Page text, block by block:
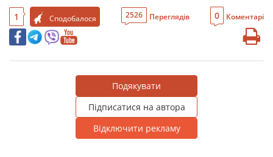
1 Сподобалося 2526 Переглядів 0 Коментарі
Подякувати
Підписатися на автора
Відключити рекламу